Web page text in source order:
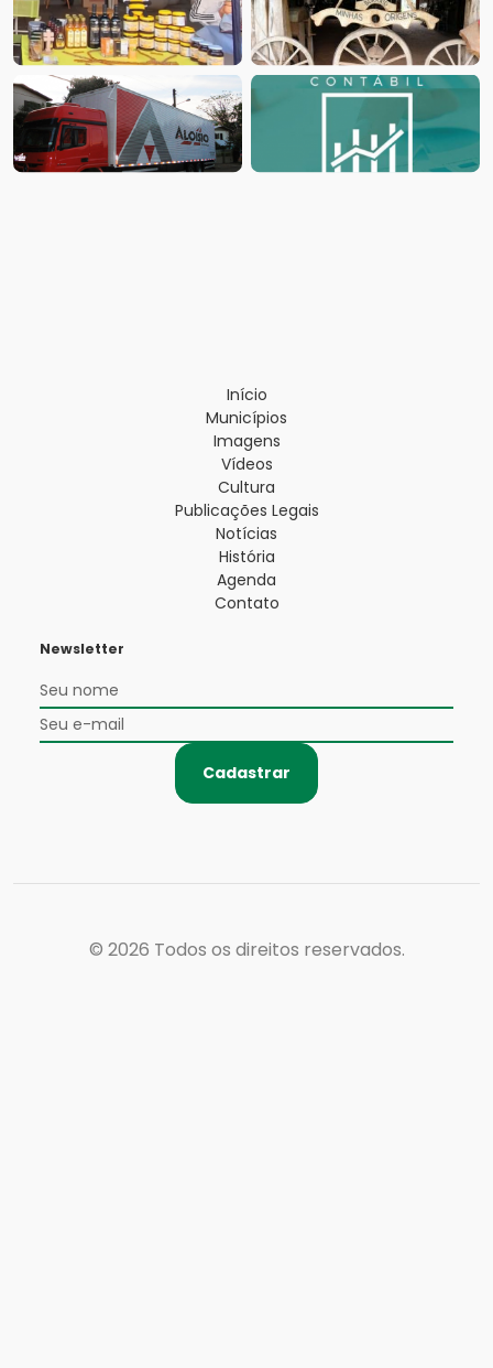
Início
Municípios
Imagens
Vídeos
Cultura
Publicações Legais
Notícias
História
Agenda
Contato
Newsletter
Cadastrar
© 2026 Todos os direitos reservados.